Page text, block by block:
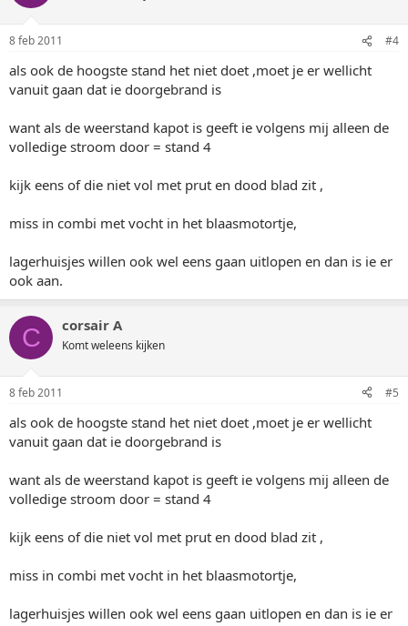
8 feb 2011 #4
als ook de hoogste stand het niet doet ,moet je er wellicht
vanuit gaan dat ie doorgebrand is
want als de weerstand kapot is geeft ie volgens mij alleen de
volledige stroom door = stand 4
kijk eens of die niet vol met prut en dood blad zit ,
miss in combi met vocht in het blaasmotortje,
lagerhuisjes willen ook wel eens gaan uitlopen en dan is ie er
ook aan.
C corsair A
Komt weleens kijken
8 feb 2011 #5
als ook de hoogste stand het niet doet ,moet je er wellicht
vanuit gaan dat ie doorgebrand is
want als de weerstand kapot is geeft ie volgens mij alleen de
volledige stroom door = stand 4
kijk eens of die niet vol met prut en dood blad zit ,
miss in combi met vocht in het blaasmotortje,
lagerhuisjes willen ook wel eens gaan uitlopen en dan is ie er